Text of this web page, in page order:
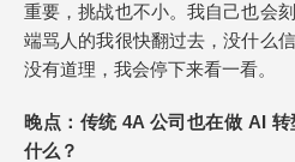
重要，挑战也不小。我自己也会
端骂人的我很快翻过去，没什么
没有道理，我会停下来看一看。
晚点 ：传统 4A 公司也在做 AI
什么？